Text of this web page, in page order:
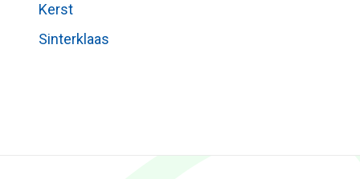
Kerst
Sinterklaas